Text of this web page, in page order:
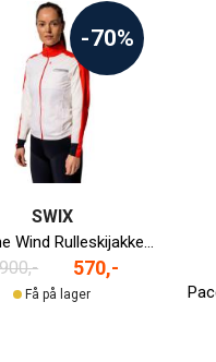
-70%
SWIX
Roadline Wind Rulleskijakke Dame
570,-
Få på lager